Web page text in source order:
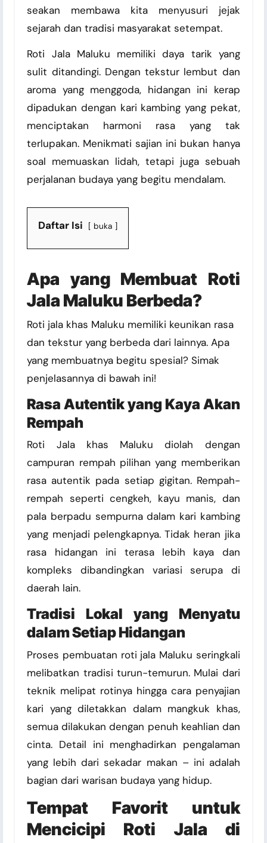
seakan membawa kita menyusuri jejak
sejarah dan tradisi masyarakat setempat.
Roti Jala Maluku memiliki daya tarik yang
sulit ditandingi. Dengan tekstur lembut dan
aroma yang menggoda, hidangan ini kerap
dipadukan dengan kari kambing yang pekat,
menciptakan harmoni rasa yang tak
terlupakan. Menikmati sajian ini bukan hanya
soal memuaskan lidah, tetapi juga sebuah
perjalanan budaya yang begitu mendalam.
Daftar Isi buka
Apa yang Membuat Roti
Jala Maluku Berbeda?
Roti jala khas Maluku memiliki keunikan rasa
dan tekstur yang berbeda dari lainnya. Apa
yang membuatnya begitu spesial? Simak
penjelasannya di bawah ini!
Rasa Autentik yang Kaya Akan
Rempah
Roti Jala khas Maluku diolah dengan
campuran rempah pilihan yang memberikan
rasa autentik pada setiap gigitan. Rempah-
rempah seperti cengkeh, kayu manis, dan
pala berpadu sempurna dalam kari kambing
yang menjadi pelengkapnya. Tidak heran jika
rasa hidangan ini terasa lebih kaya dan
kompleks dibandingkan variasi serupa di
daerah lain.
Tradisi Lokal yang Menyatu
dalam Setiap Hidangan
Proses pembuatan roti jala Maluku seringkali
melibatkan tradisi turun-temurun. Mulai dari
teknik melipat rotinya hingga cara penyajian
kari yang diletakkan dalam mangkuk khas,
semua dilakukan dengan penuh keahlian dan
cinta. Detail ini menghadirkan pengalaman
yang lebih dari sekadar makan – ini adalah
bagian dari warisan budaya yang hidup.
Tempat Favorit untuk
Mencicipi Roti Jala di